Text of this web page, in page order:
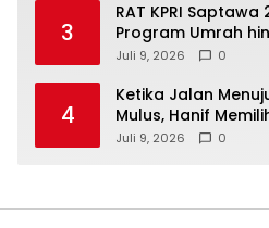
3
RAT KPRI Saptawa
Program Umrah
Dikembangkan
Juli 9, 2026 0
4
Ketika Jalan
Mulus, Hanif
Juli 9, 2026 0